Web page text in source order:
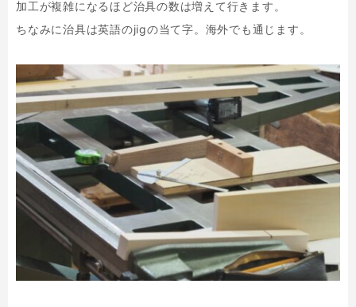
加工が複雑になるほど治具の数は増えて行きます。
ちなみに治具は英語のjigの当て字。海外でも通じます。